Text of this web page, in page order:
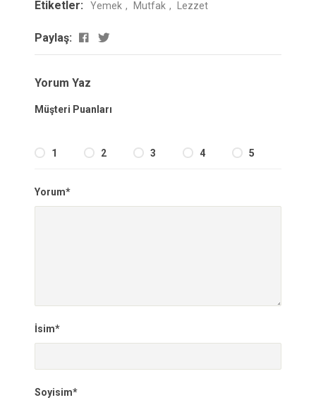
Etiketler: Yemek Mutfak Lezzet
Paylaş:
Yorum Yaz
Müşteri Puanları
1 2 3 4 5
Yorum*
İsim*
Soyisim*